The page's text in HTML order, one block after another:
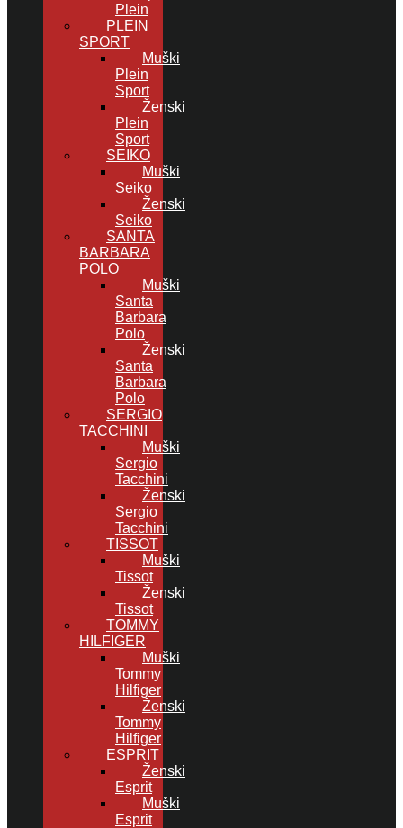
Plein
PLEIN
SPORT
Muški
Plein
Sport
Ženski
Plein
Sport
SEIKO
Muški
Seiko
Ženski
Seiko
SANTA
BARBARA
POLO
Muški
Santa
Barbara
Polo
Ženski
Santa
Barbara
Polo
SERGIO
TACCHINI
Muški
Sergio
Tacchini
Ženski
Sergio
Tacchini
TISSOT
Muški
Tissot
Ženski
Tissot
TOMMY
HILFIGER
Muški
Tommy
Hilfiger
Ženski
Tommy
Hilfiger
ESPRIT
Ženski
Esprit
Muški
Esprit